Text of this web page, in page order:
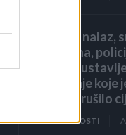
liječnički nalaz,
restorana,
jedno
odobrenje koje
obitelji srušilo
ZANIMLJIVOSTI